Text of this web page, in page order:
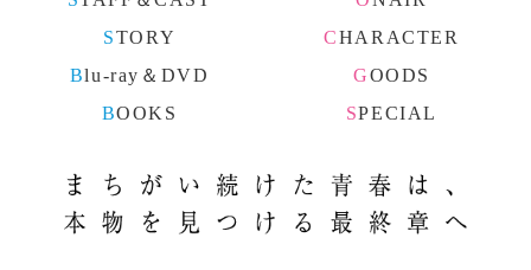
STORY
CHARACTER
Blu-ray＆DVD
GOODS
BOOKS
SPECIAL